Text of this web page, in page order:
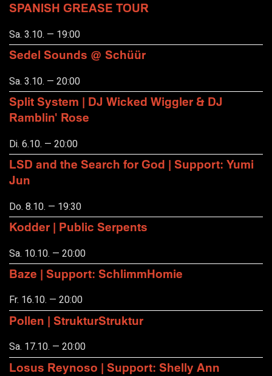
SPANISH GREASE TOUR
Sa. 3.10. — 19:00
Sedel Sounds @ Schüür
Sa. 3.10. — 20:00
Split System | DJ Wicked Wiggler & DJ
Ramblin' Rose
Di. 6.10. — 20:00
LSD and the Search for God | Support: Yumi
Jun
Do. 8.10. — 19:30
Kodder | Public Serpents
Sa. 10.10. — 20:00
Baze | Support: SchlimmHomie
Fr. 16.10. — 20:00
Pollen | StrukturStruktur
Sa. 17.10. — 20:00
Losus Reynoso | Support: Shelly Ann